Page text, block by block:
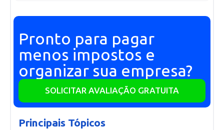
Pronto para pagar
menos impostos e
organizar sua empresa?
SOLICITAR AVALIAÇÃO GRATUITA
Principais Tópicos